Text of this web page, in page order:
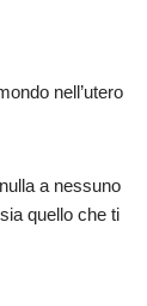
nell’utero
a nessuno
​​quello che ti